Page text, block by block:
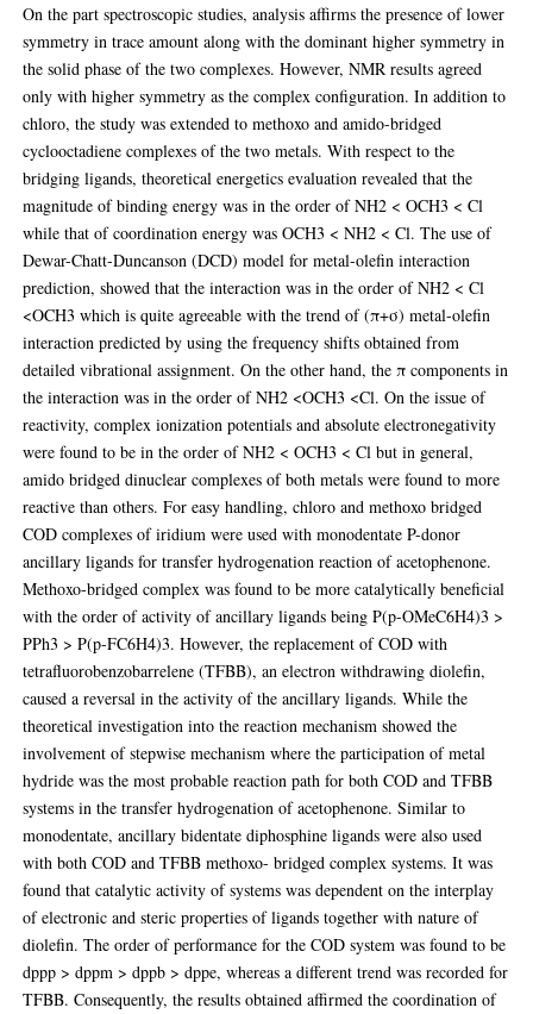
On the part spectroscopic studies, analysis affirms the presence of lower
symmetry in trace amount along with the dominant higher symmetry in
the solid phase of the two complexes. However, NMR results agreed
only with higher symmetry as the complex configuration. In addition to
chloro, the study was extended to methoxo and amido-bridged
cyclooctadiene complexes of the two metals. With respect to the
bridging ligands, theoretical energetics evaluation revealed that the
magnitude of binding energy was in the order of NH2 < OCH3 < Cl
while that of coordination energy was OCH3 < NH2 < Cl. The use of
Dewar-Chatt-Duncanson (DCD) model for metal-olefin interaction
prediction, showed that the interaction was in the order of NH2 < Cl
<OCH3 which is quite agreeable with the trend of (π+σ) metal-olefin
interaction predicted by using the frequency shifts obtained from
detailed vibrational assignment. On the other hand, the π components in
the interaction was in the order of NH2 <OCH3 <Cl. On the issue of
reactivity, complex ionization potentials and absolute electronegativity
were found to be in the order of NH2 < OCH3 < Cl but in general,
amido bridged dinuclear complexes of both metals were found to more
reactive than others. For easy handling, chloro and methoxo bridged
COD complexes of iridium were used with monodentate P-donor
ancillary ligands for transfer hydrogenation reaction of acetophenone.
Methoxo-bridged complex was found to be more catalytically beneficial
with the order of activity of ancillary ligands being P(p-OMeC6H4)3 >
PPh3 > P(p-FC6H4)3. However, the replacement of COD with
tetrafluorobenzobarrelene (TFBB), an electron withdrawing diolefin,
caused a reversal in the activity of the ancillary ligands. While the
theoretical investigation into the reaction mechanism showed the
involvement of stepwise mechanism where the participation of metal
hydride was the most probable reaction path for both COD and TFBB
systems in the transfer hydrogenation of acetophenone. Similar to
monodentate, ancillary bidentate diphosphine ligands were also used
with both COD and TFBB methoxo- bridged complex systems. It was
found that catalytic activity of systems was dependent on the interplay
of electronic and steric properties of ligands together with nature of
diolefin. The order of performance for the COD system was found to be
dppp > dppm > dppb > dppe, whereas a different trend was recorded for
TFBB. Consequently, the results obtained affirmed the coordination of